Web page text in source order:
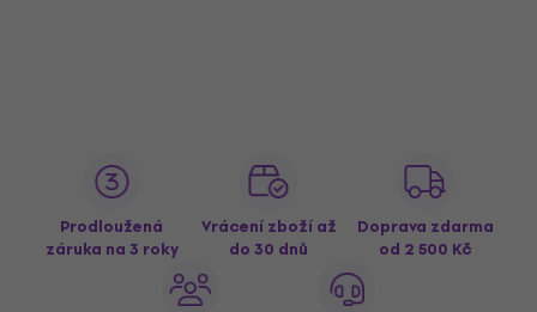
Prodloužená
záruka na 3 roky
Vrácení zboží až
do 30 dnů
Doprava zdarma
od 2 500 Kč